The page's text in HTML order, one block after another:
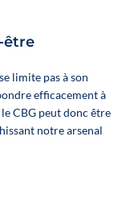
être
limite pas à son
efficacement à
CBG peut donc être
notre arsenal